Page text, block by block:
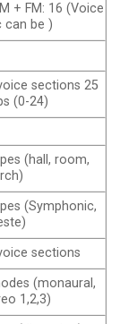
+ FM: 16 (Voice
can be )
sections 25
(0-24)
(hall, room,
(Symphonic,
sections
(monaural,
1,2,3)